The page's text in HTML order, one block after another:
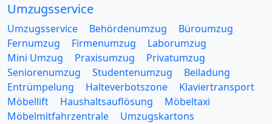
Umzugsservice
Umzugsservice Behördenumzug
Büroumzug
Fernumzug
Firmenumzug
Laborumzug
Mini Umzug
Praxisumzug
Privatumzug
Seniorenumzug
Studentenumzug
Beiladung
Entrümpelung
Halteverbotszone
Klaviertransport
Möbellift
Haushaltsauflösung
Möbeltaxi
Möbelmitfahrzentrale
Umzugskartons